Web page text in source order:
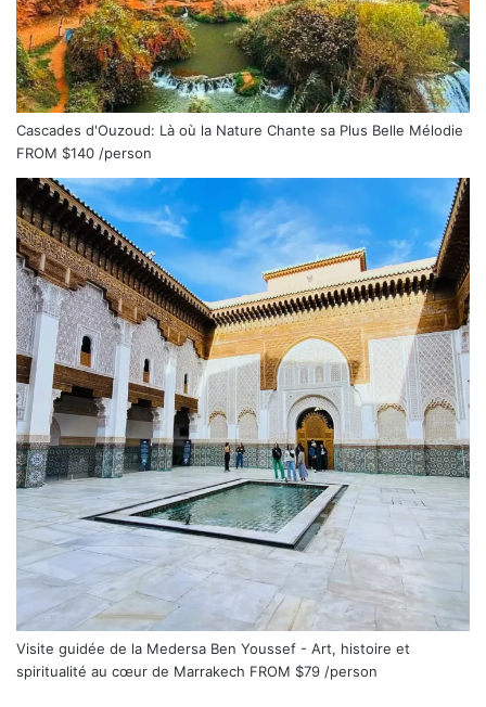
Cascades d'Ouzoud: Là où la Nature Chante sa Plus Belle Mélodie
FROM $140 /person
Visite guidée de la Medersa Ben Youssef - Art, histoire et
spiritualité au cœur de Marrakech FROM $79 /person